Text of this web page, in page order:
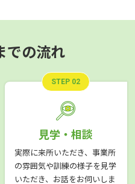
での流れ
STEP 02
見学・相談
実際に来所いただき、事業所
の雰囲気や訓練の様子を見学
いただき、お話をお伺いしま